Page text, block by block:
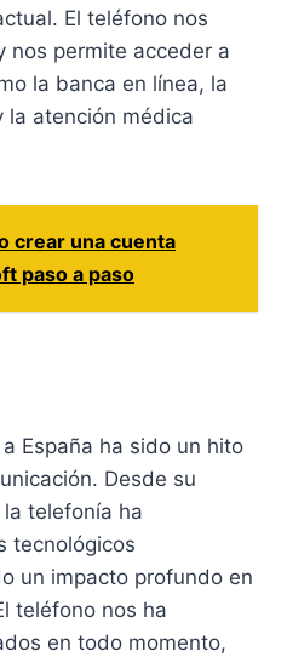
El teléfono nos
nos permite acceder a
la banca en línea, la
la atención médica
crear una cuenta
paso a paso
España ha sido un hito
Desde su
telefonía ha
tecnológicos
un impacto profundo en
teléfono nos ha
en todo momento,